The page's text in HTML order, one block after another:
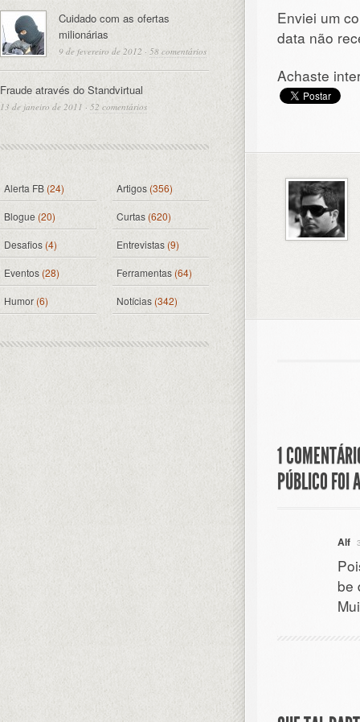
Enviei um
data não
Achaste
1
PÚBLICO FOI
Alf
be
Cuidado com as ofertas
milionárias
9 de fevereiro de 2012 · 58 comentários
Fraude através do Standvirtual
13 de janeiro de 2011 · 52 comentários
Alerta FB (24) Artigos(356)
Blogue (20) Curtas(620)
Desafios(4) Entrevistas (9)
Eventos (28) Ferramentas (64)
Humor (6) Notícias (342)